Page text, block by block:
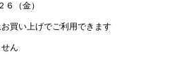
（金）
買い上げでご利用できます
ん